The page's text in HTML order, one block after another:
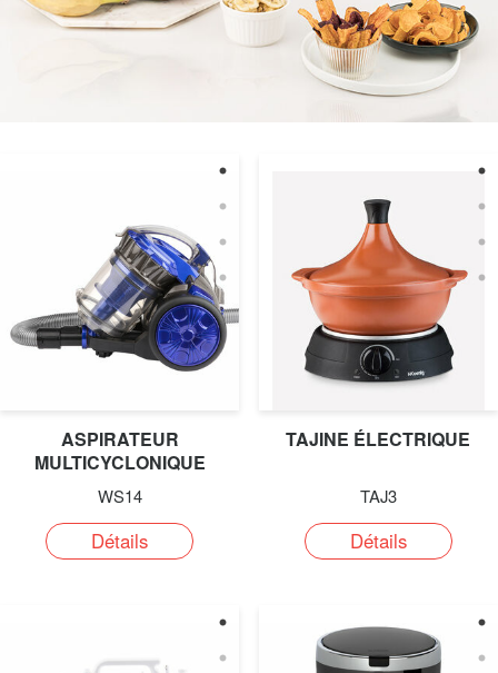
ASPIRATEUR
MULTICYCLONIQUE
SANS SAC TRIPLE …
WS14
Détails
TAJINE ÉLECTRIQUE
TAJ3
Détails